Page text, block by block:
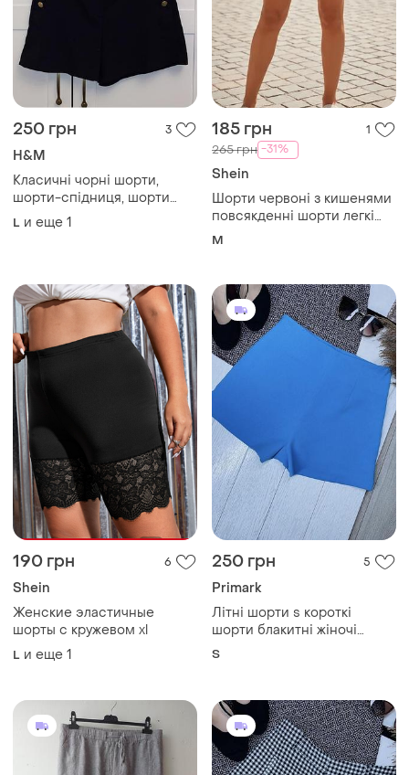
250 грн 3
H&M
Класичні чорні шорти,
шорти-спідниця, шорти
бермуди, шорти з високою
посадкою
L и еще 1
185 грн 1
265 грн -31%
Shein
Шорти червоні з кишенями
повсякденні шорти легкі
літні шорти 44 46
M
190 грн 6
Shein
Женские эластичные
шорты с кружевом xl
L и еще 1
250 грн 5
Primark
Літні шорти s короткі
шорти блакитні жіночі
шорти
S